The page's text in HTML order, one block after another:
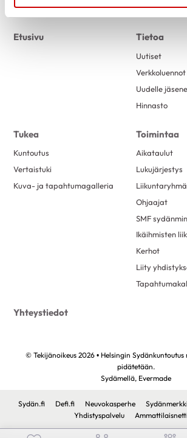
Etusivu Tietoa
Uutiset
Verkkoluennot
Uudelle
Hinnasto
Tukea
Kuntoutus
Vertaistuki
Kuva- ja tapahtumagalleria
Toimintaa
Aikataulut
Lukujärjestys
Ohjaajat
SMF
Ikäihmisten
Kerhot
Liity
Yhteystiedot
© Tekijänoikeus 2026 • Helsingin Sydänkuntoutus
pidätetään.
Sydämellä, Evermade
Sydän.fi Defi.fi Neuvokasperhe Sydänmerkki
Yhdistyspalvelu
Ammattilaisnetti